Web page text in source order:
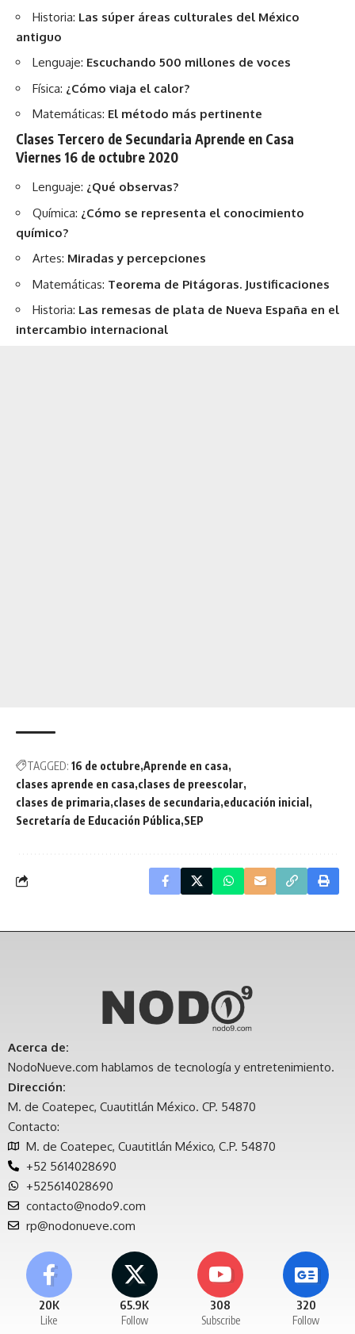
Historia: Las súper áreas culturales del México
antiguo
Lenguaje: Escuchando 500 millones de voces
Física: ¿Cómo viaja el calor?
Matemáticas: El método más pertinente
Clases Tercero de Secundaria Aprende en Casa
Viernes 16 de octubre 2020
Lenguaje: ¿Qué observas?
Química: ¿Cómo se representa el conocimiento
químico?
Artes: Miradas y percepciones
Matemáticas: Teorema de Pitágoras. Justificaciones
Historia: Las remesas de plata de Nueva España en el
intercambio internacional
TAGGED: 16 de octubre Aprende en casa
clases aprende en casa clases de preescolar
clases de primaria clases de secundaria educación inicial
Secretaría de Educación Pública SEP
Acerca de:
NodoNueve.com hablamos de tecnología y entretenimiento.
Dirección:
M. de Coatepec, Cuautitlán México. CP. 54870
Contacto:
M. de Coatepec, Cuautitlán México, C.P. 54870
+52 5614028690
+525614028690
contacto@nodo9.com
rp@nodonueve.com
20K
Like
65.9K
Follow
308
Subscribe
320
Follow